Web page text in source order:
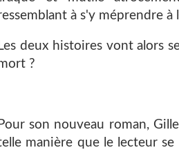
à s'y méprendre à
Les deux histoires vont alors
?
Pour son nouveau roman,
manière que le lecteur